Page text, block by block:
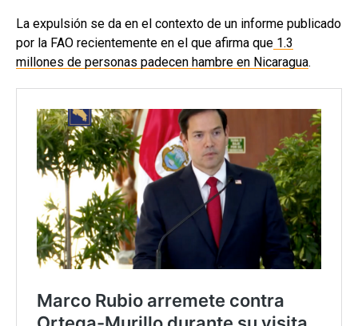
La expulsión se da en el contexto de un informe publicado
por la FAO recientemente en el que afirma que 1.3
millones de personas padecen hambre en Nicaragua.